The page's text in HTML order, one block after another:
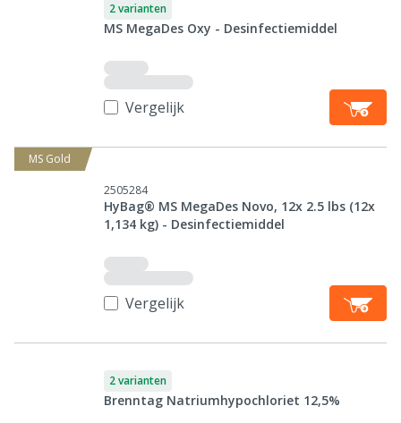
2 varianten
MS MegaDes Oxy - Desinfectiemiddel
Vergelijk
MS Gold
2505284
HyBag® MS MegaDes Novo, 12x 2.5 lbs (12x
1,134 kg) - Desinfectiemiddel
Vergelijk
2 varianten
Brenntag Natriumhypochloriet 12,5%